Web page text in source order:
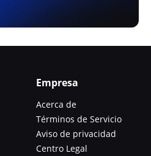
Empresa
Acerca de
Términos de Servicio
Aviso de privacidad
Centro Legal